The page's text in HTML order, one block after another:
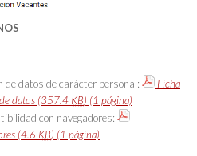
de datos de carácter personal:
Ficha
datos (357.4 KB) (1 página)
con navegadores:
(4.6 KB) (1 página)